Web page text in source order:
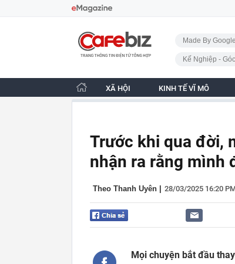
CafeBiz - Trang chủ
Made By
Kế Nghiệp -
XÃ HỘI KINH TẾ VĨ MÔ
Trước khi qua đời,
nhận ra rằng mình
Theo Thanh Uyên 28/03/2025 16:20
Mọi chuyện bắt đầu